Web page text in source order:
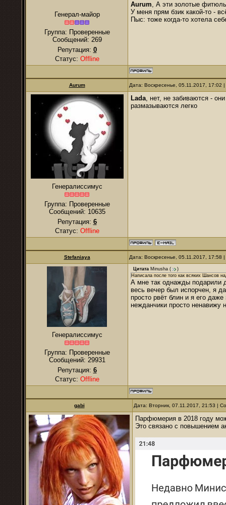
Генерал-майор
Группа: Проверенные
Сообщений: 269
Репутация: 0
Статус: Offline
Aurum, А эти золотые
У меня прям бзик какой-то -
Пыс: тоже когда-то хотела
Aurum Дата: Воскресенье, 05.11.2017,
Генералиссимус
Группа: Проверенные
Сообщений: 10635
Репутация: 6
Статус: Offline
Lada, нет, не забиваются -
размазываются легко
Stefaniaya Дата: Воскресенье, 05.11.2017,
Генералиссимус
Группа: Проверенные
Сообщений: 29931
Репутация: 6
Статус: Offline
Цитата Minusha (
)
Написала после того как всяких Шансов
А мне так однажды подарили
весь вечер был испорчен, я
просто рвёт блин и я его
нежданчики просто ненавижу
gabi Дата: Вторник, 07.11.2017, 21:53 |
Парфюмерия в 2018 году
Это связано с повышением